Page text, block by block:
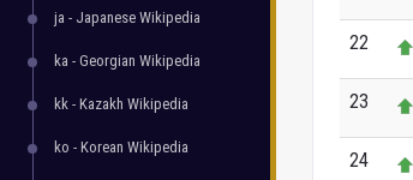
ja - Japanese Wikipedia
ka - Georgian Wikipedia
kk - Kazakh Wikipedia
ko - Korean Wikipedia
22
23
24